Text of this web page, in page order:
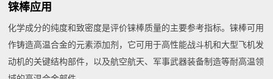
铼棒应用
化学成分的纯度和致密度是评价铼棒质量的主要参考指标。铼棒可用
作铸造高温合金的元素添加剂，它可用于高性能战斗机和大型飞机发
动机的关键结构部件，以及航空航天、军事武器装备制造等耐高温领